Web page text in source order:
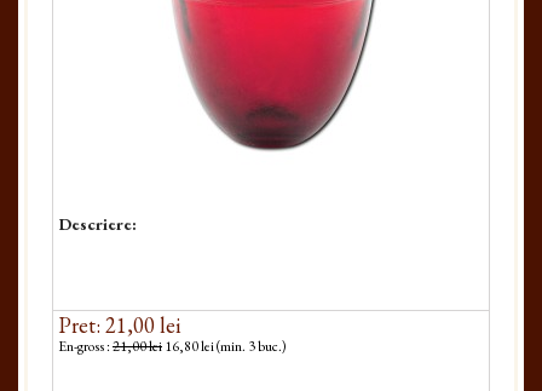
Descriere:
Pret: 21,00 lei
En-gross :21,00 lei16,80 lei (min. 3 buc.)